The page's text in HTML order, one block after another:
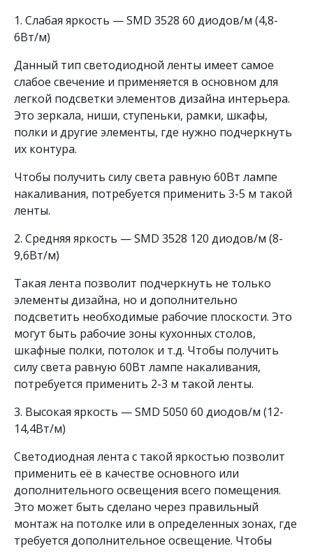
1. Слабая яркость — SMD 3528 60 диодов/м (4,8-
6Вт/м)
Данный тип светодиодной ленты имеет самое
слабое свечение и применяется в основном для
легкой подсветки элементов дизайна интерьера.
Это зеркала, ниши, ступеньки, рамки, шкафы,
полки и другие элементы, где нужно подчеркнуть
их контура.
Чтобы получить силу света равную 60Вт лампе
накаливания, потребуется применить 3-5 м такой
ленты.
2. Средняя яркость — SMD 3528 120 диодов/м (8-
9,6Вт/м)
Такая лента позволит подчеркнуть не только
элементы дизайна, но и дополнительно
подсветить необходимые рабочие плоскости. Это
могут быть рабочие зоны кухонных столов,
шкафные полки, потолок и т.д. Чтобы получить
силу света равную 60Вт лампе накаливания,
потребуется применить 2-3 м такой ленты.
3. Высокая яркость — SMD 5050 60 диодов/м (12-
14,4Вт/м)
Светодиодная лента с такой яркостью позволит
применить её в качестве основного или
дополнительного освещения всего помещения.
Это может быть сделано через правильный
монтаж на потолке или в определенных зонах, где
требуется дополнительное освещение. Чтобы